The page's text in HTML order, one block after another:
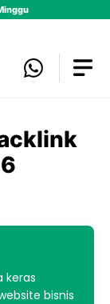
keras
bisnis